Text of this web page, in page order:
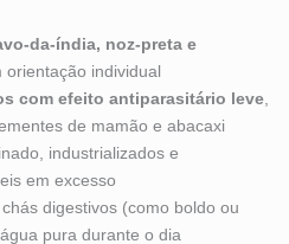
da-índia, noz-preta e
orientação individual
com efeito antiparasitário leve,
de mamão e abacaxi
industrializados e
em excesso
digestivos (como boldo ou
pura durante o dia